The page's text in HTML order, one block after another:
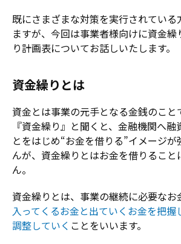
既にさまざまな対策を実行されている
ますが、今回は事業者様向けに資金
り計画表についてお話しいたします。
資金繰りとは
資金とは事業の元手となる金銭のこと
『資金繰り』と聞くと、金融機関へ
とをはじめ“お金を借りる”イメージ
んが、資金繰りとはお金を借りること
ん。
資金繰りとは、事業の継続に必要なお
入ってくるお金と出ていくお金を把握
調整していく ことをいいます。